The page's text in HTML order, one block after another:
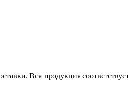
Вся продукция соответствует